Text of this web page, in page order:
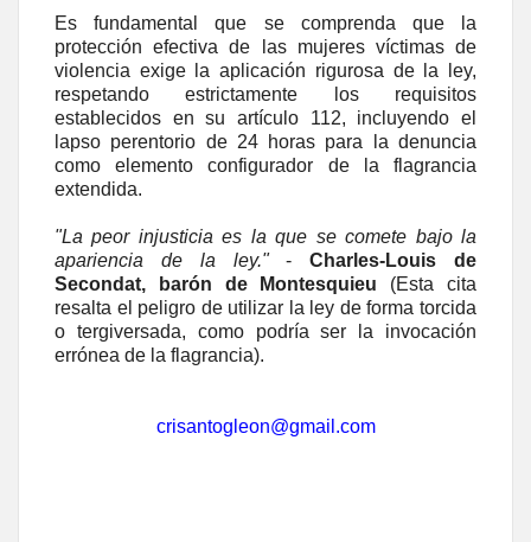
Es fundamental que se comprenda que la
protección efectiva de las mujeres víctimas de
violencia exige la aplicación rigurosa de la ley,
respetando estrictamente los requisitos
establecidos en su artículo 112, incluyendo el
lapso perentorio de 24 horas para la denuncia
como elemento configurador de la flagrancia
extendida.
"La peor injusticia es la que se comete bajo la
apariencia de la ley."-Charles-Louis de
Secondat, barón de Montesquieu (Esta cita
resalta el peligro de utilizar la ley de forma torcida
o tergiversada, como podría ser la invocación
errónea de la flagrancia).
crisantogleon@gmail.com